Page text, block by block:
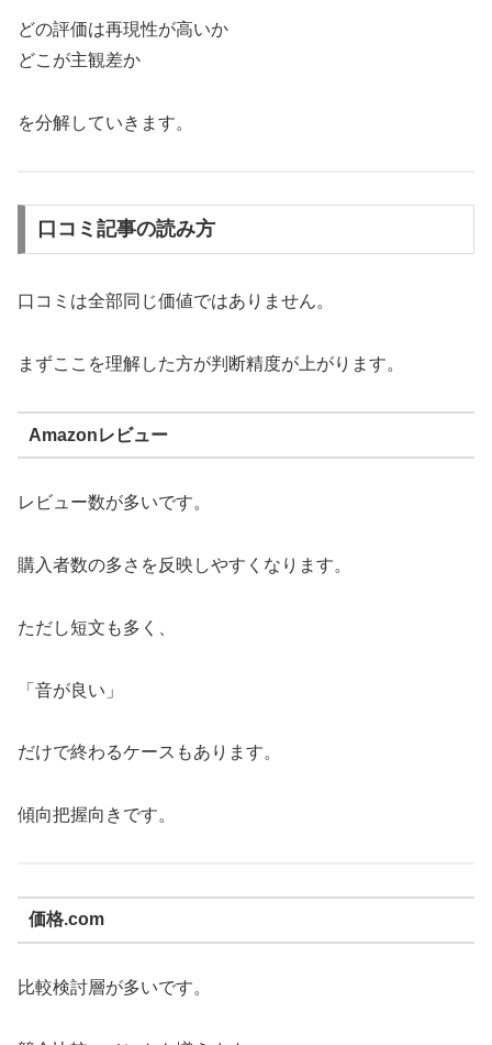
どの評価は再現性が高いか
どこが主観差か
を分解していきます。
口コミ記事の読み方
口コミは全部同じ価値ではありません。
まずここを理解した方が判断精度が上がります。
Amazonレビュー
レビュー数が多いです。
購入者数の多さを反映しやすくなります。
ただし短文も多く、
「音が良い」
だけで終わるケースもあります。
傾向把握向きです。
価格.com
比較検討層が多いです。